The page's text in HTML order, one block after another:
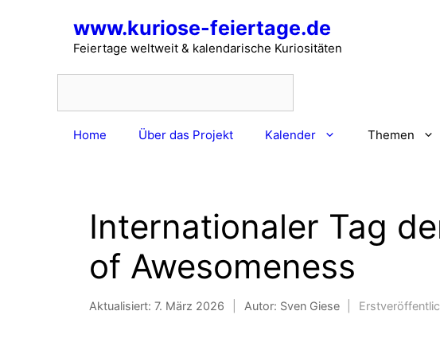
www.kuriose-feiertage.de
Feiertage weltweit & kalendarische Kuriositäten
Home Über das Projekt Kalender Themen
Internationaler Tag
of Awesomeness
Aktualisiert: 7. März 2026 Autor: Sven Giese